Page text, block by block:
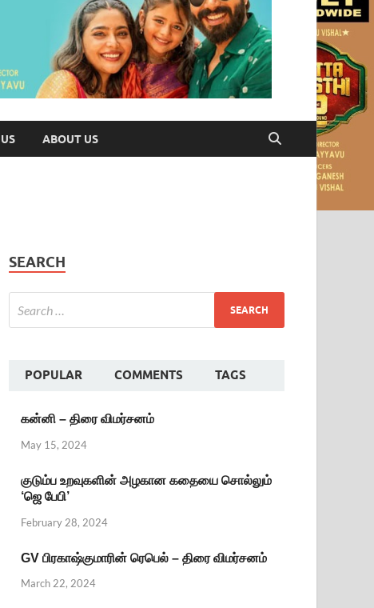
ABOUT US
SEARCH
POPULAR COMMENTS TAGS
கன்னி – திரை விமர்சனம்
May 15, 2024
குடும்ப உறவுகளின் அழகான கதையை சொல்லும்
‘ஜெ பேபி’
February 28, 2024
GV பிரகாஷ்குமாரின் ரெபெல் – திரை விமர்சனம்
March 22, 2024